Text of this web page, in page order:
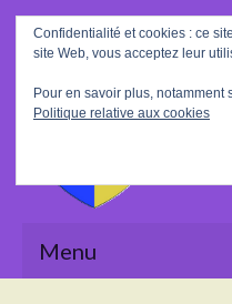
Rechercher
:
Menu
Confidentialité et cookies : ce
site Web, vous acceptez leur
Pour en savoir plus, notamment
Politique relative aux cookies